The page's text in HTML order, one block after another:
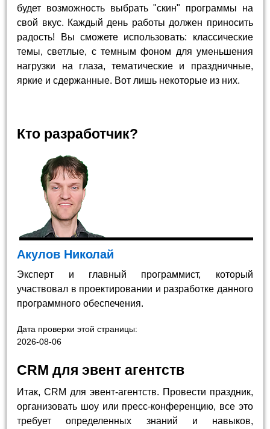
будет возможность выбрать "скин" программы на
свой вкус. Каждый день работы должен приносить
радость! Вы сможете использовать: классические
темы, светлые, с темным фоном для уменьшения
нагрузки на глаза, тематические и праздничные,
яркие и сдержанные. Вот лишь некоторые из них.
Кто разработчик?
Акулов Николай
Эксперт и главный программист, который
участвовал в проектировании и разработке данного
программного обеспечения.
Дата проверки этой страницы:
2026-08-06
CRM для эвент агентств
Итак, CRM для эвент-агентств. Провести праздник,
организовать шоу или пресс-конференцию, все это
требует определенных знаний и навыков,